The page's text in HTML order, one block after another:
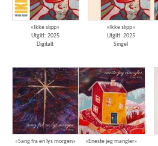
«Ikke slipp»
Utgitt: 2025
Digitalt
«Ikke slipp»
Utgitt: 2025
Singel
«Sang fra en lys morgen»
«Eneste jeg mangler»